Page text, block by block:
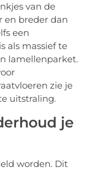
van de
en breder dan
een
als massief te
lamellenparket.
zie je
uitstraling.
je
worden. Dit